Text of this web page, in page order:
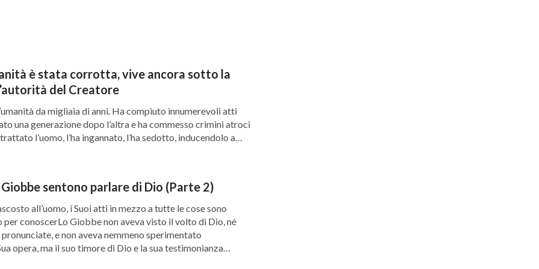
agli occhi di Dio, ciò che Egli accettava e
il fatto che agisse sempre così, ma piuttosto
una volta che fu consegnato a Satana e
più convincente di quanto il giudizio di
conoscere Dio, “L’opera di Dio, l’indole di Dio e Dio Stesso II”
è stata corrotta, vive ancora sotto la
del Creatore
da migliaia di anni. Ha compiuto innumerevoli atti
una generazione dopo l’altra e ha commesso crimini atroci
l’uomo, l’ha ingannato, l’ha sedotto, inducendolo a
sentono parlare di Dio (Parte 2)
all’uomo, i Suoi atti in mezzo a tutte le cose sono
per conoscerLo Giobbe non aveva visto il volto di Dio, né
e non aveva nemmeno sperimentato
opera, ma il suo timore di Dio e la sua testimonianza